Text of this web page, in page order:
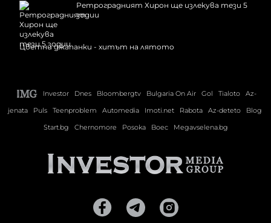
Ретроградният Хирон ще излекува тези 5
зодии
Цветни джапанки - хитът на лятото
Investor Dnes Bloombergtv Bulgaria On Air Gol Tialoto
Az-
jenata
Puls Teenproblem Automedia Imoti.net Rabota Az-deteto
Blog
Start.bg
Chernomore Posoka Boec Megavselena.bg